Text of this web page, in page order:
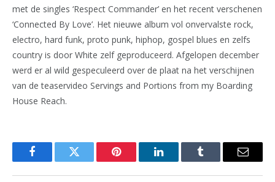
met de singles ‘Respect Commander’ en het recent verschenen
‘Connected By Love’. Het nieuwe album vol onvervalste rock,
electro, hard funk, proto punk, hiphop, gospel blues en zelfs
country is door White zelf geproduceerd. Afgelopen december
werd er al wild gespeculeerd over de plaat na het verschijnen
van de teaservideo Servings and Portions from my Boarding
House Reach.
FacebookTwitter Pinterest LinkedInTumblr Email